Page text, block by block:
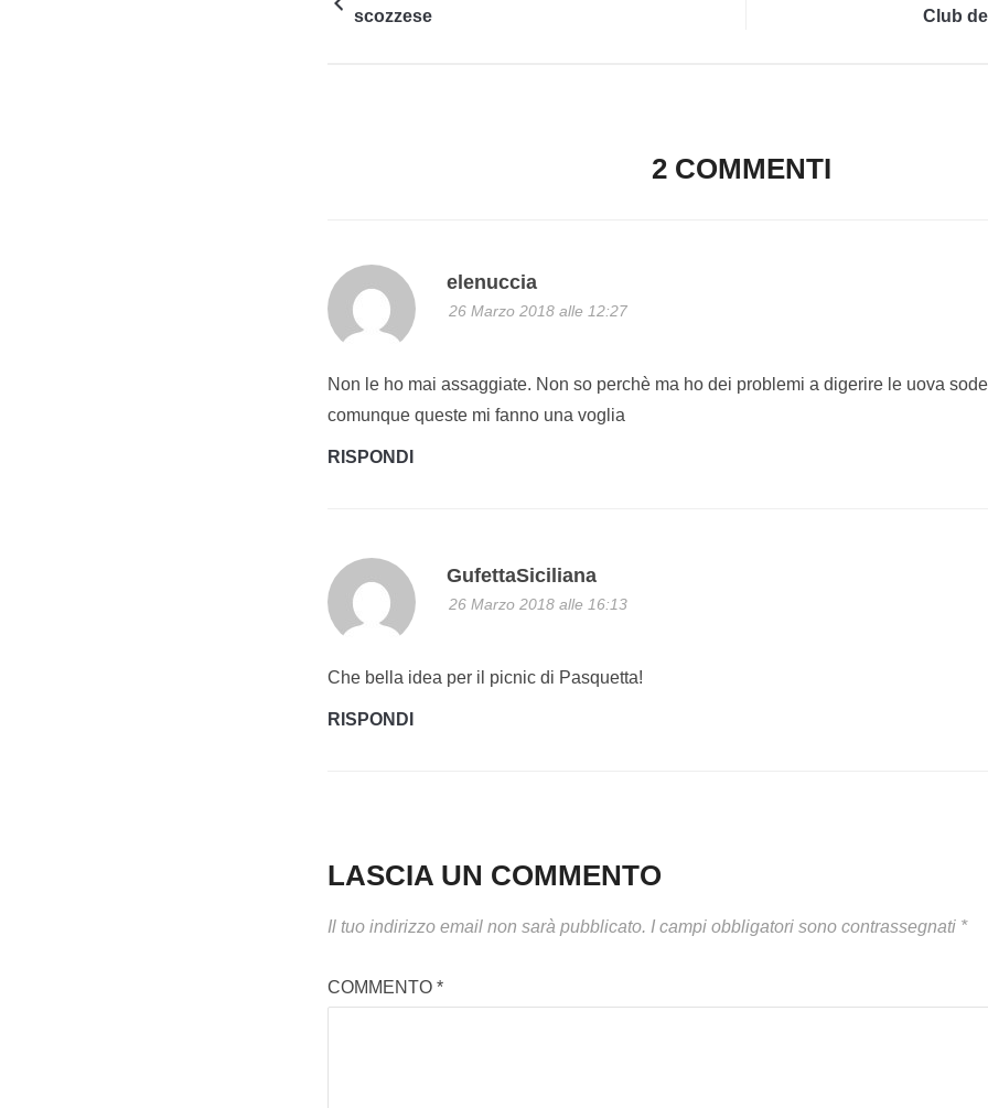
scozzese
Club
2 COMMENTI
elenuccia
26 Marzo 2018 alle 12:27
Non le ho mai assaggiate. Non so perchè ma ho dei problemi a digerire le uova
comunque queste mi fanno una voglia
RISPONDI
GufettaSiciliana
26 Marzo 2018 alle 16:13
Che bella idea per il picnic di Pasquetta!
RISPONDI
LASCIA UN COMMENTO
Il tuo indirizzo email non sarà pubblicato. I campi obbligatori sono contrassegnati *
COMMENTO *